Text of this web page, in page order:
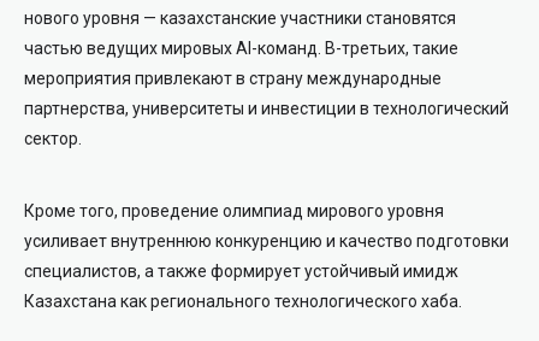
нового уровня — казахстанские участники становятся
частью ведущих мировых AI-команд. В-третьих, такие
мероприятия привлекают в страну международные
партнерства, университеты и инвестиции в технологический
сектор.
Кроме того, проведение олимпиад мирового уровня
усиливает внутреннюю конкуренцию и качество подготовки
специалистов, а также формирует устойчивый имидж
Казахстана как регионального технологического хаба.